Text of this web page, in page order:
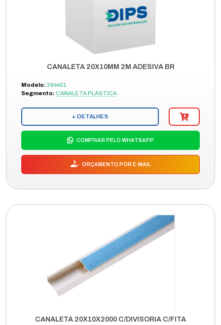
CANALETA 20X10MM 2M ADESIVA BR
Modelo: 264401
Segmento: CANALETA PLÁSTICA
+ DETALHES
COMPRAR PELO WHATSAPP
ORÇAMENTO POR E-MAIL
CANALETA 20X10X2000 C/DIVISORIA C/FITA